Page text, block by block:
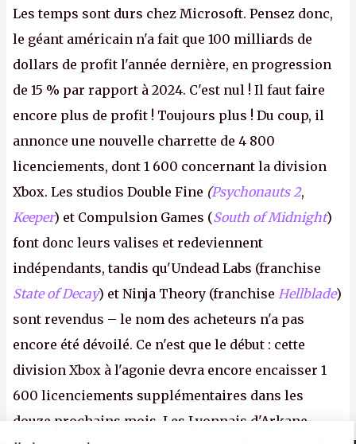
Les temps sont durs chez Microsoft. Pensez donc,
le géant américain n'a fait que 100 milliards de
dollars de profit l'année dernière, en progression
de 15 % par rapport à 2024. C'est nul ! Il faut faire
encore plus de profit ! Toujours plus ! Du coup, il
annonce une nouvelle charrette de 4 800
licenciements, dont 1 600 concernant la division
Xbox. Les studios Double Fine (Psychonauts 2,
Keeper) et Compulsion Games (South of Midnight)
font donc leurs valises et redeviennent
indépendants, tandis qu'Undead Labs (franchise
State of Decay) et Ninja Theory (franchise Hellblade)
sont revendus – le nom des acheteurs n'a pas
encore été dévoilé. Ce n'est que le début : cette
division Xbox à l'agonie devra encore encaisser 1
600 licenciements supplémentaires dans les
douze prochains mois. Les Lyonnais d'Arkane